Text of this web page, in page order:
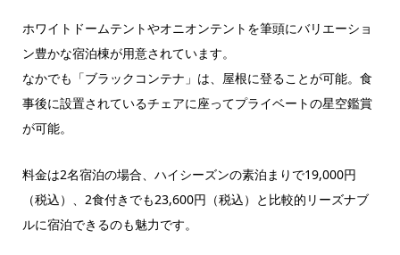
ホワイトドームテントやオニオンテントを筆頭にバリエーショ
ン豊かな宿泊棟が用意されています。
なかでも「ブラックコンテナ」は、屋根に登ることが可能。食
事後に設置されているチェアに座ってプライベートの星空鑑賞
が可能。
料金は2名宿泊の場合、ハイシーズンの素泊まりで19,000円
（税込）、2食付きでも23,600円（税込）と比較的リーズナブ
ルに宿泊できるのも魅力です。